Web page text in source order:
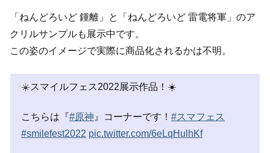
「ねんどろいど 鍾離」と「ねんどろいど 雷電将軍」のア
クリルサンプルも展示中です。
この姿のイメージで実際に商品化されるかは不明。
☀️スマイルフェス2022展示作品！☀️
こちらは『#原神 』コーナーです！ #スマフェス
#smilefest2022 pic.twitter.com/6eLqHulhKf